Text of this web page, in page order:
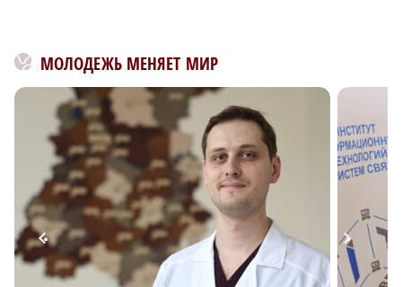
МОЛОДЕЖЬ МЕНЯЕТ МИР